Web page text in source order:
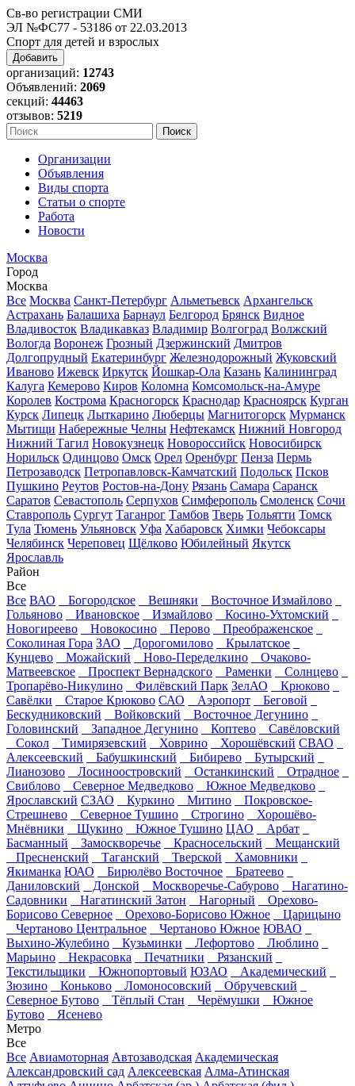
Св-во регистрации СМИ
ЭЛ №ФС77 - 53186 от 22.03.2013
Спорт для детей и взрослых
Добавить
организаций: 12743
Объявлений: 2069
секций: 44463
отзывов: 5219
Организации
Объявления
Виды спорта
Статьи о спорте
Работа
Новости
Москва
Город
Москва
Все Москва Санкт-Петербург Альметьевск Архангельск
Астрахань Балашиха Барнаул Белгород Брянск Видное
Владивосток Владикавказ Владимир Волгоград Волжский
Вологда Воронеж Грозный Дзержинский Дмитров
Долгопрудный Екатеринбург Железнодорожный Жуковский
Иваново Ижевск Иркутск Йошкар-Ола Казань Калининград
Калуга Кемерово Киров Коломна Комсомольск-на-Амуре
Королев Кострома Красногорск Краснодар Красноярск Курган
Курск Липецк Лыткарино Люберцы Магнитогорск Мурманск
Мытищи Набережные Челны Нефтекамск Нижний Новгород
Нижний Тагил Новокузнецк Новороссийск Новосибирск
Норильск Одинцово Омск Орел Оренбург Пенза Пермь
Петрозаводск Петропавловск-Камчатский Подольск Псков
Пушкино Реутов Ростов-на-Дону Рязань Самара Саранск
Саратов Севастополь Серпухов Симферополь Смоленск Сочи
Ставрополь Сургут Таганрог Тамбов Тверь Тольятти Томск
Тула Тюмень Ульяновск Уфа Хабаровск Химки Чебоксары
Челябинск Череповец Щёлково Юбилейный Якутск
Ярославль
Район
Все
Все ВАО Богородское Вешняки
Восточное Измайлово
Гольяново
Ивановское Измайлово
Косино-Ухтомский
Новогиреево
Новокосино Перово
Преображенское
Соколиная Гора ЗАО Дорогомилово
Крылатское
Кунцево
Можайский Ново-Переделкино
Очаково-
Матвеевское
Проспект Вернадского Раменки
Солнцево
Тропарёво-Никулино
Филёвский Парк ЗелАО
Крюково
Савёлки
Старое Крюково САО Аэропорт
Беговой
Бескудниковский
Войковский
Восточное Дегунино
Головинский
Западное Дегунино Коптево
Савёловский
Сокол
Тимирязевский Ховрино Хорошёвский СВАО
Алексеевский
Бабушкинский Бибирево
Бутырский
Лианозово
Лосиноостровский Останкинский
Отрадное
Свиблово
Северное Медведково
Южное Медведково
Ярославский СЗАО Куркино Митино
Покровское-
Стрешнево
Северное Тушино Строгино
Хорошёво-
Мнёвники
Щукино Южное Тушино ЦАО
Арбат
Басманный
Замоскворечье Красносельский
Мещанский
Пресненский
Таганский Тверской
Хамовники
Якиманка ЮАО Бирюлёво Восточное
Братеево
Даниловский
Донской Москворечье-Сабурово
Нагатино-
Садовники
Нагатинский Затон Нагорный
Орехово-
Борисово Северное
Орехово-Борисово Южное
Царицыно
Чертаново Центральное
Чертаново Южное ЮВАО
Выхино-Жулебино
Кузьминки Лефортово
Люблино
Марьино
Некрасовка Печатники
Рязанский
Текстильщики
Южнопортовый ЮЗАО
Академический
Зюзино
Коньково Ломоносовский
Обручевский
Северное Бутово
Тёплый Стан Черёмушки
Южное
Бутово
Ясенево
Метро
Все
Все Авиамоторная Автозаводская Академическая
Александровский сад Алексеевская Алма-Атинская